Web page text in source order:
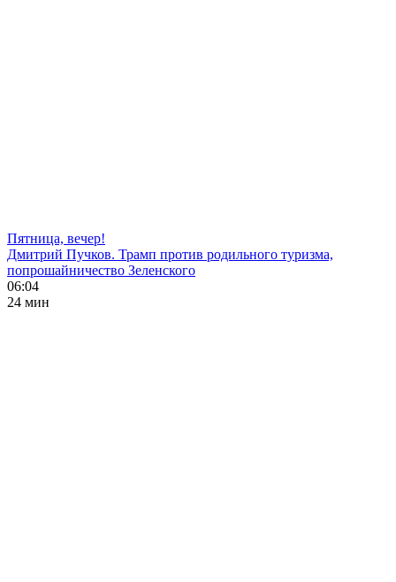
Пятница, вечер!
Дмитрий Пучков. Трамп против родильного туризма,
попрошайничество Зеленского
06:04
24 мин